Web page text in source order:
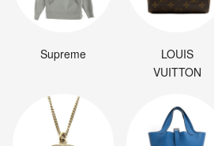
Supreme
LOUIS
VUITTON